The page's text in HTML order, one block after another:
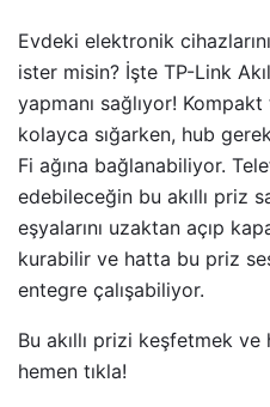
Evdeki elektronik
ister misin? İşte TP-Link
yapmanı sağlıyor! Kompakt
kolayca sığarken, hub
Fi ağına bağlanabiliyor.
edebileceğin bu akıllı priz
eşyalarını uzaktan açıp
kurabilir ve hatta bu priz
entegre çalışabiliyor.
Bu akıllı prizi keşfetmek ve
hemen tıkla!